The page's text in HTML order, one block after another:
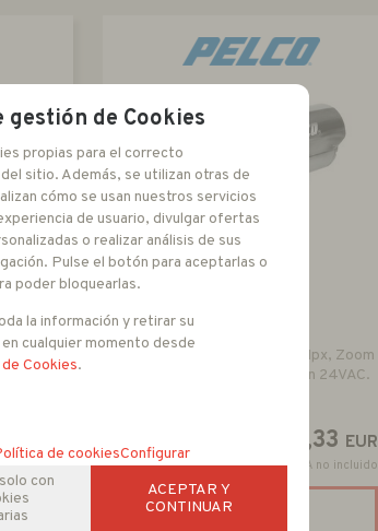
EUR
EXP2230-62-G
ExSite Enhanced 2 PTZ. 2Mpx, Zoom
x30, con limpia, alimentación 24VAC.
14.788,33 EUR
IVA no incluido
RESERVAR
gestión de Cookies
propias para el correcto
sitio. Además, se utilizan otras de
cómo se usan nuestros servicios
de usuario, divulgar ofertas
o realizar análisis de sus
Pulse el botón para aceptarlas o
poder bloquearlas.
la información y retirar su
cualquier momento desde
Cookies.
de cookiesConfigurar
con
ACEPTAR Y
CONTINUAR